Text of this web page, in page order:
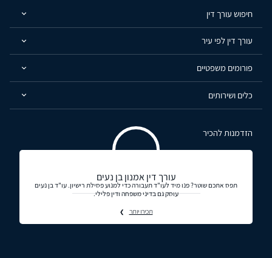
חיפוש עורך דין
עורך דין לפי עיר
פורומים משפטיים
כלים ושירותים
הזדמנות להכיר
עורך דין אמנון בן נעים
תפס אתכם שוטר? פנו מיד לעו"ד תעבורה כדי למנוע פסילת רישיון. עו"ד בן נעים
עוסק גם בדיני משפחה ודין פלילי.
תכירו יותר